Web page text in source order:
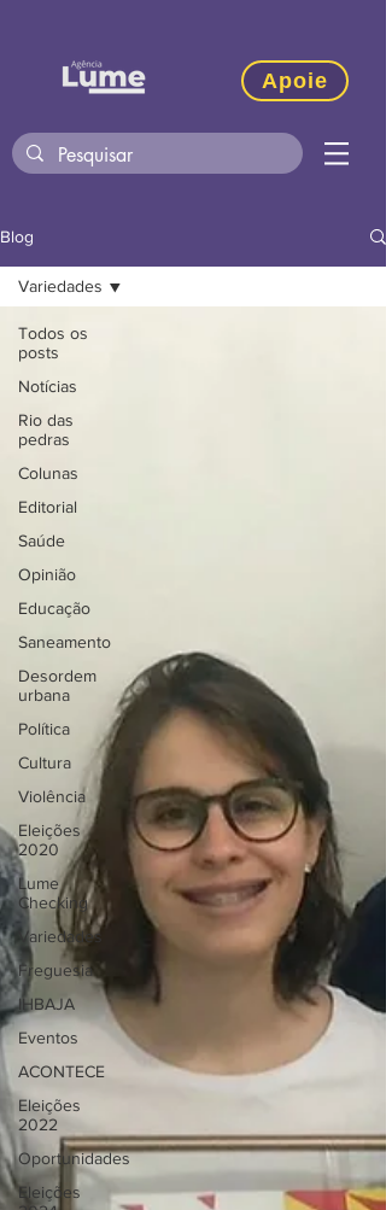
Apoie
Blog
Todos os
posts
Notícias
Rio das
pedras
Colunas
Editorial
Saúde
Opinião
Educação
Saneamento
Desordem
urbana
Política
Cultura
Violência
Eleições
2020
Lume
Checking
Variedades
Freguesia
IHBAJA
Eventos
ACONTECE
Eleições
2022
Oportunidades
Eleições
Variedades